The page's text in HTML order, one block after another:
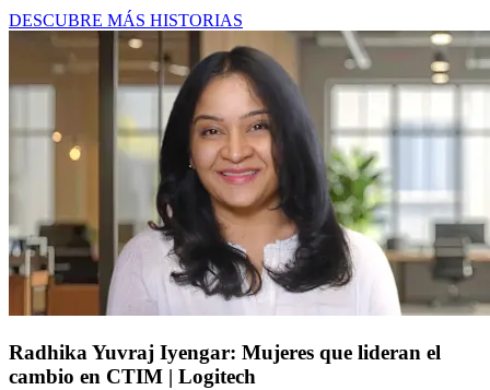
DESCUBRE MÁS HISTORIAS
Radhika Yuvraj Iyengar: Mujeres que lideran el
cambio en CTIM | Logitech